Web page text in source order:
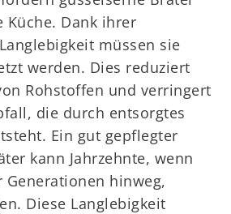
Küche. Dank ihrer
müssen sie
werden. Dies reduziert
Rohstoffen und verringert
die durch entsorgtes
Ein gut gepflegter
kann Jahrzehnte, wenn
hinweg,
Diese Langlebigkeit